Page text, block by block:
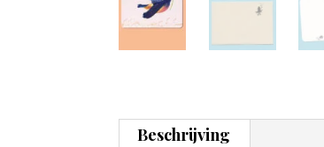
Beschrijving